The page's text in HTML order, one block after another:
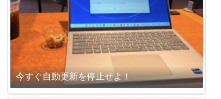
今すぐ自動更新を停止せよ！